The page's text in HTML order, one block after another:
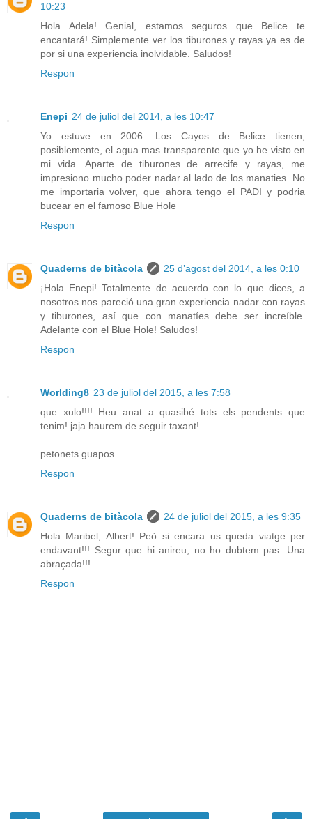
10:23
Hola Adela! Genial, estamos seguros que Belice te
encantará! Simplemente ver los tiburones y rayas ya es de
por si una experiencia inolvidable. Saludos!
Respon
Enepi 24 de juliol del 2014, a les 10:47
Yo estuve en 2006. Los Cayos de Belice tienen,
posiblemente, el agua mas transparente que yo he visto en
mi vida. Aparte de tiburones de arrecife y rayas, me
impresiono mucho poder nadar al lado de los manaties. No
me importaria volver, que ahora tengo el PADI y podria
bucear en el famoso Blue Hole
Respon
Quaderns de bitàcola
25 d’agost del 2014, a les 0:10
¡Hola Enepi! Totalmente de acuerdo con lo que dices, a
nosotros nos pareció una gran experiencia nadar con rayas
y tiburones, así que con manatíes debe ser increíble.
Adelante con el Blue Hole! Saludos!
Respon
Worlding8 23 de juliol del 2015, a les 7:58
que xulo!!!! Heu anat a quasibé tots els pendents que
tenim! jaja haurem de seguir taxant!
petonets guapos
Respon
Quaderns de bitàcola
24 de juliol del 2015, a les 9:35
Hola Maribel, Albert! Peò si encara us queda viatge per
endavant!!! Segur que hi anireu, no ho dubtem pas. Una
abraçada!!!
Respon